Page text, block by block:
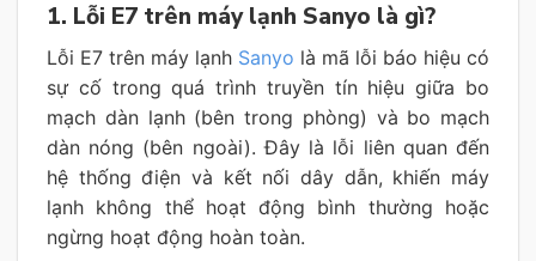
1. Lỗi E7 trên máy lạnh Sanyo là gì?
Lỗi E7 trên máy lạnh Sanyo là mã lỗi báo hiệu có
sự cố trong quá trình truyền tín hiệu giữa bo
mạch dàn lạnh (bên trong phòng) và bo mạch
dàn nóng (bên ngoài). Đây là lỗi liên quan đến
hệ thống điện và kết nối dây dẫn, khiến máy
lạnh không thể hoạt động bình thường hoặc
ngừng hoạt động hoàn toàn.